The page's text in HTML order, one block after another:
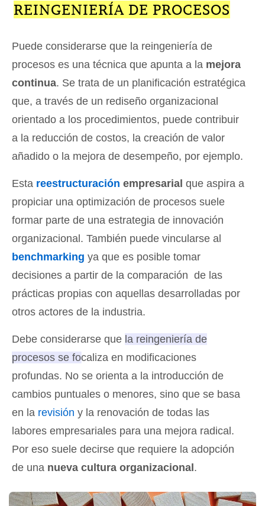
REINGENIERÍA DE PROCESOS
Puede considerarse que la reingeniería de
procesos es una técnica que apunta a la mejora
continua. Se trata de un planificación estratégica
que, a través de un rediseño organizacional
orientado a los procedimientos, puede contribuir
a la reducción de costos, la creación de valor
añadido o la mejora de desempeño, por ejemplo.
Esta reestructuración empresarial que aspira a
propiciar una optimización de procesos suele
formar parte de una estrategia de innovación
organizacional. También puede vincularse al
benchmarking ya que es posible tomar
decisiones a partir de la comparación de las
prácticas propias con aquellas desarrolladas por
otros actores de la industria.
Debe considerarse que la reingeniería de
procesos se focaliza en modificaciones
profundas. No se orienta a la introducción de
cambios puntuales o menores, sino que se basa
en la revisión y la renovación de todas las
labores empresariales para una mejora radical.
Por eso suele decirse que requiere la adopción
de una nueva cultura organizacional .